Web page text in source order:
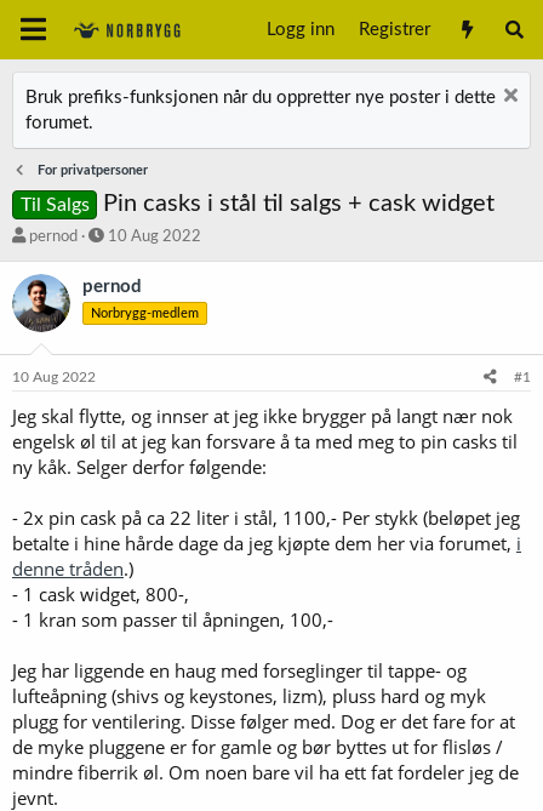
Logg inn Registrer
Bruk prefiks-funksjonen når du oppretter nye poster i dette
forumet.
For privatpersoner
Til Salgs Pin casks i stål til salgs + cask widget
T
å
d
s
t
e
r
pernod
S
a
r
t
o
10 Aug 2022
pernod
Norbrygg-medlem
10 Aug 2022 #1
Jeg skal flytte, og innser at jeg ikke brygger på langt nær nok
engelsk øl til at jeg kan forsvare å ta med meg to pin casks til
ny kåk. Selger derfor følgende:
- 2x pin cask på ca 22 liter i stål, 1100,- Per stykk (beløpet jeg
betalte i hine hårde dage da jeg kjøpte dem her via forumet, i
denne tråden.)
- 1 cask widget, 800-,
- 1 kran som passer til åpningen, 100,-
Jeg har liggende en haug med forseglinger til tappe- og
lufteåpning (shivs og keystones, lizm), pluss hard og myk
plugg for ventilering. Disse følger med. Dog er det fare for at
de myke pluggene er for gamle og bør byttes ut for flisløs /
mindre fiberrik øl. Om noen bare vil ha ett fat fordeler jeg de
jevnt.